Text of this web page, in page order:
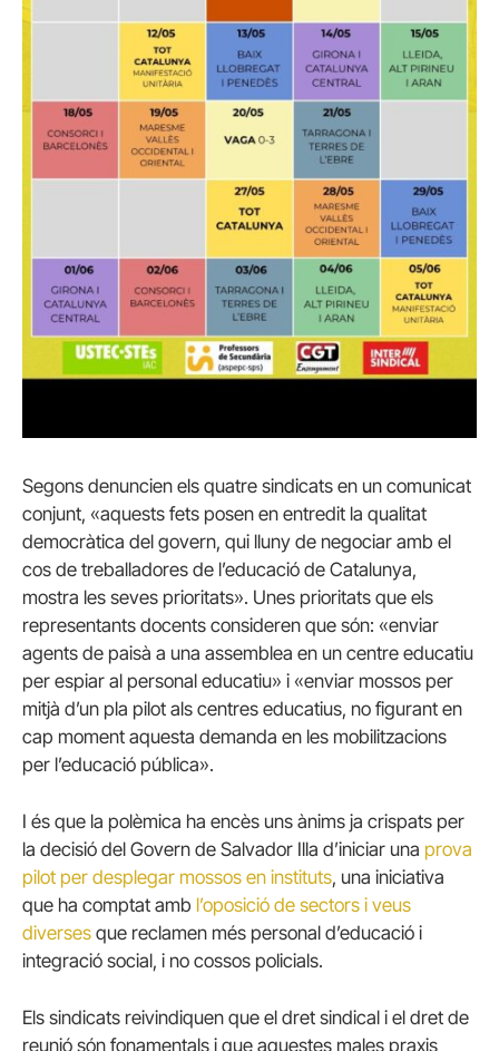
Segons denuncien els quatre sindicats en un comunicat
conjunt, «aquests fets posen en entredit la qualitat
democràtica del govern, qui lluny de negociar amb el
cos de treballadores de l’educació de Catalunya,
mostra les seves prioritats». Unes prioritats que els
representants docents consideren que són: «enviar
agents de paisà a una assemblea en un centre educatiu
per espiar al personal educatiu» i «enviar mossos per
mitjà d’un pla pilot als centres educatius, no figurant en
cap moment aquesta demanda en les mobilitzacions
per l’educació pública».
I és que la polèmica ha encès uns ànims ja crispats per
la decisió del Govern de Salvador Illa d’iniciar una prova
pilot per desplegar mossos en instituts, una iniciativa
que ha comptat amb l’oposició de sectors i veus
diverses que reclamen més personal d’educació i
integració social, i no cossos policials.
Els sindicats reivindiquen que el dret sindical i el dret de
reunió són fonamentals i que aquestes males praxis